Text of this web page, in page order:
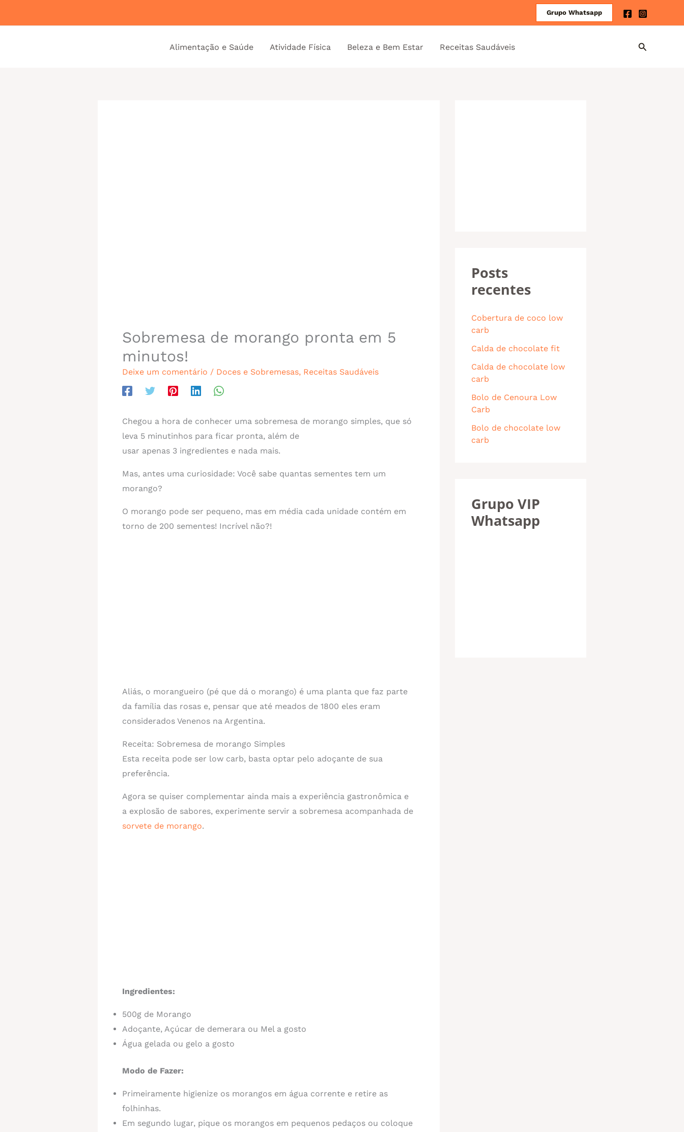
Grupo Whatsapp
Alimentação e Saúde Atividade Física Beleza e Bem Estar Receitas Saudáveis
Sobremesa de morango pronta em 5
minutos!
Deixe um comentário / Doces e Sobremesas, Receitas Saudáveis
Chegou a hora de conhecer uma sobremesa de morango simples, que só
leva 5 minutinhos para ficar pronta, além de
usar apenas 3 ingredientes e nada mais.
Mas, antes uma curiosidade: Você sabe quantas sementes tem um
morango?
O morango pode ser pequeno, mas em média cada unidade contém em
torno de 200 sementes! Incrível não?!
Aliás, o morangueiro (pé que dá o morango) é uma planta que faz parte
da família das rosas e, pensar que até meados de 1800 eles eram
considerados Venenos na Argentina.
Receita: Sobremesa de morango Simples
Esta receita pode ser low carb, basta optar pelo adoçante de sua
preferência.
Agora se quiser complementar ainda mais a experiência gastronômica e
a explosão de sabores, experimente servir a sobremesa acompanhada de
sorvete de morango.
Ingredientes:
500g de Morango
Adoçante, Açúcar de demerara ou Mel a gosto
Água gelada ou gelo a gosto
Modo de Fazer:
Primeiramente higienize os morangos em água corrente e retire as
folhinhas.
Em segundo lugar, pique os morangos em pequenos pedaços ou coloque
Posts
recentes
Cobertura de coco low
carb
Calda de chocolate fit
Calda de chocolate low
carb
Bolo de Cenoura Low
Carb
Bolo de chocolate low
carb
Grupo VIP
Whatsapp